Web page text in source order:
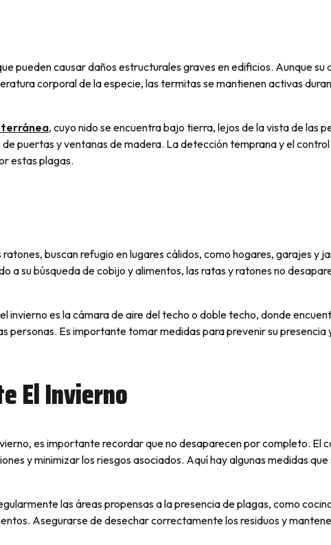
pueden causar daños estructurales graves en edificios. Aunque su
corporal de la especie, las termitas se mantienen activas
, cuyo nido se encuentra bajo tierra, lejos de la vista de las
puertas y ventanas de madera. La detección temprana y el control
estas plagas.
buscan refugio en lugares cálidos, como hogares, garajes y
a su búsqueda de cobijo y alimentos, las ratas y ratones no
invierno es la cámara de aire del techo o doble techo, donde
personas. Es importante tomar medidas para prevenir su presencia
El Invierno
es importante recordar que no desaparecen por completo. El
y minimizar los riesgos asociados. Aquí hay algunas medidas que
las áreas propensas a la presencia de plagas, como
Asegurarse de desechar correctamente los residuos y